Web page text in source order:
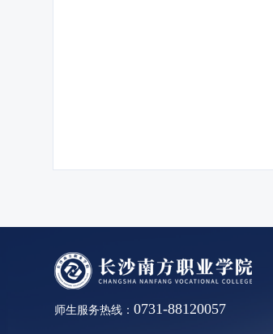
师生服务热线：0731-88120057